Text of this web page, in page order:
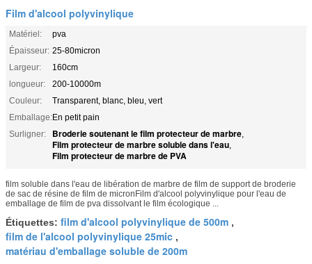
Film d'alcool polyvinylique
Matériel:
pva
Épaisseur: 25-80micron
Largeur:
160cm
longueur:
200-10000m
Couleur:
Transparent, blanc, bleu, vert
Emballage:En petit pain
Surligner:
Broderie soutenant le film protecteur de marbre,
Film protecteur de marbre soluble dans l'eau,
Film protecteur de marbre de PVA
film soluble dans l'eau de libération de marbre de film de support de broderie
de sac de résine de film de micronFilm d'alcool polyvinylique pour l'eau de
emballage de film de pva dissolvant le film écologique ...
Étiquettes: film d'alcool polyvinylique de 500m ,
film de l'alcool polyvinylique 25mic ,
matériau d'emballage soluble de 200m